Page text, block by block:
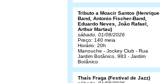
Tributo a Moacir Santos (Henrique
Band, Antonio Fischer-Band,
Eduardo Neves, João Rafael,
Arthur Martau)
sábado, 01/08/2026
Preço: 140 meia
Horário: 20h
Manouche - Jockey Club - Rua
Jardim Botânico, 983 - Jardim
Botânico
Thaís Fraga (Festival de Jazz)